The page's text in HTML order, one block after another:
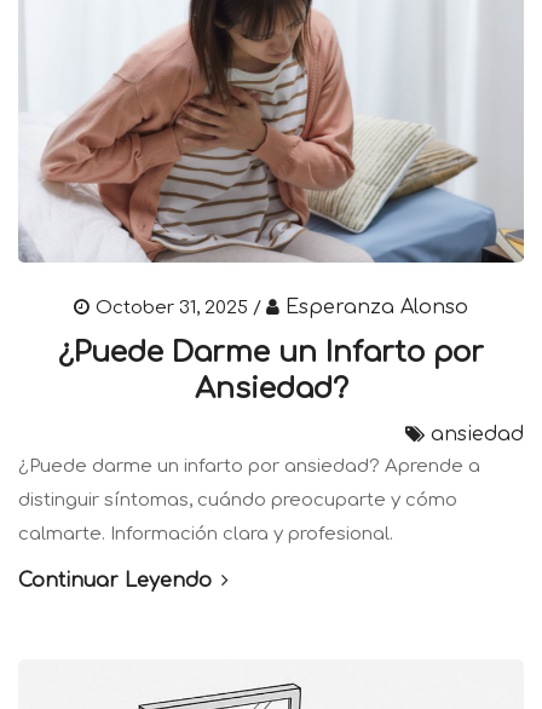
October 31, 2025 / Esperanza Alonso
¿Puede Darme un Infarto por
Ansiedad?
ansiedad
¿Puede darme un infarto por ansiedad? Aprende a
distinguir síntomas, cuándo preocuparte y cómo
calmarte. Información clara y profesional.
Continuar Leyendo